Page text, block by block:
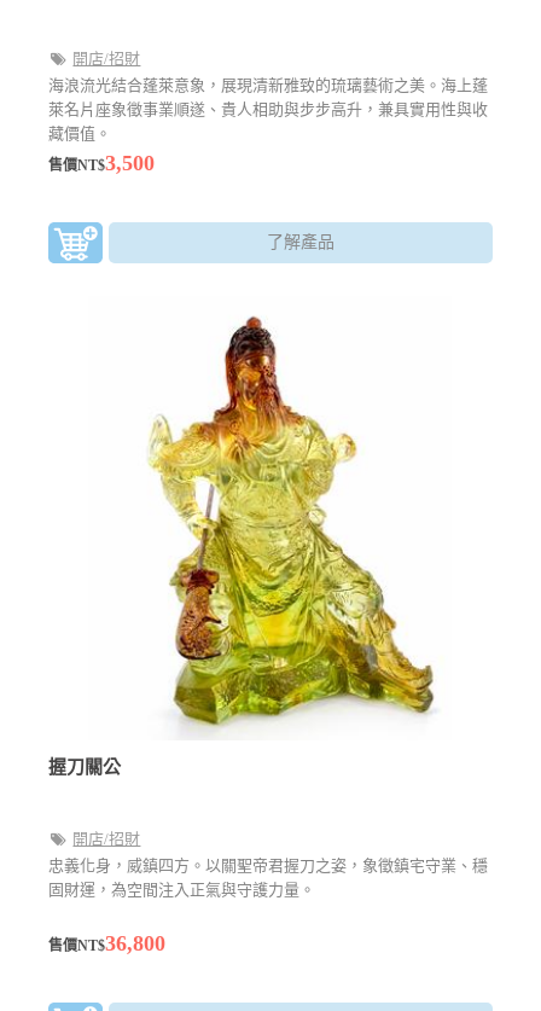
開店/招財
海浪流光結合蓬萊意象，展現清新雅致的琉璃藝術之美。海上蓬
萊名片座象徵事業順遂、貴人相助與步步高升，兼具實用性與收
藏價值。
售價NT$3,500
了解產品
握刀關公
開店/招財
忠義化身，威鎮四方。以關聖帝君握刀之姿，象徵鎮宅守業、穩
固財運，為空間注入正氣與守護力量。
售價NT$36,800